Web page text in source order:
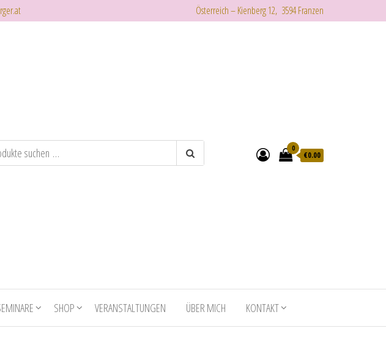
Österreich – Kienberg 12, 3594 Franzen
0
€0.00
SHOP VERANSTALTUNGEN ÜBER MICH KONTAKT